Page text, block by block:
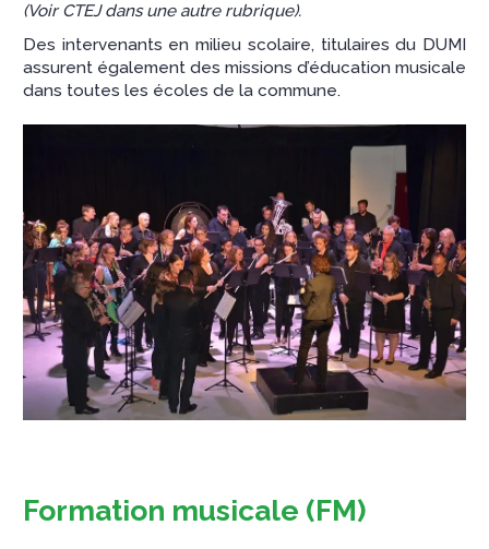
(Voir CTEJ dans une autre rubrique).
Des intervenants en milieu scolaire, titulaires du DUMI
assurent également des missions d’éducation musicale
dans toutes les écoles de la commune.
Formation musicale (FM)